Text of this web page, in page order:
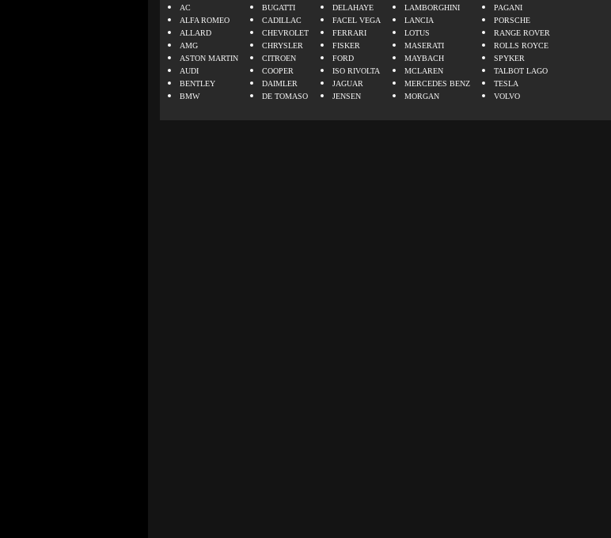
AC
ALFA ROMEO
ALLARD
AMG
ASTON MARTIN
AUDI
BENTLEY
BMW
BUGATTI
CADILLAC
CHEVROLET
CHRYSLER
CITROEN
COOPER
DAIMLER
DE TOMASO
DELAHAYE
FACEL VEGA
FERRARI
FISKER
FORD
ISO RIVOLTA
JAGUAR
JENSEN
LAMBORGHINI
LANCIA
LOTUS
MASERATI
MAYBACH
MCLAREN
MERCEDES BENZ
MORGAN
PAGANI
PORSCHE
RANGE ROVER
ROLLS ROYCE
SPYKER
TALBOT LAGO
TESLA
VOLVO